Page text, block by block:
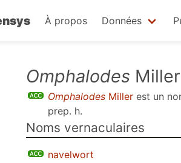
À propos Données
Omphalodes Miller
Omphalodes Miller est un
prep. h.
Noms vernaculaires
navelwort